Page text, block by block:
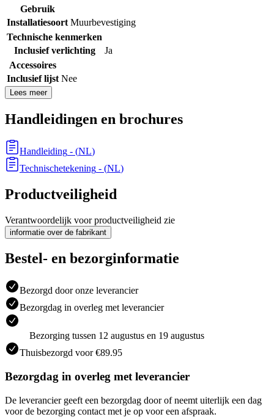
Gebruik
Installatiesoort Muurbevestiging
Technische kenmerken
Inclusief verlichting
Ja
Accessoires
Inclusief lijst Nee
Lees meer
Handleidingen en brochures
Handleiding - (NL)
Technischetekening - (NL)
Productveiligheid
Verantwoordelijk voor productveiligheid zie
informatie over de fabrikant
Bestel- en bezorginformatie
Bezorgd door onze leverancier
Bezorgdag in overleg met leverancier
Bezorging tussen 12 augustus en 19 augustus
Thuisbezorgd voor €89.95
Bezorgdag in overleg met leverancier
De leverancier geeft een bezorgdag door of neemt uiterlijk een dag
voor de bezorging contact met je op voor een afspraak.